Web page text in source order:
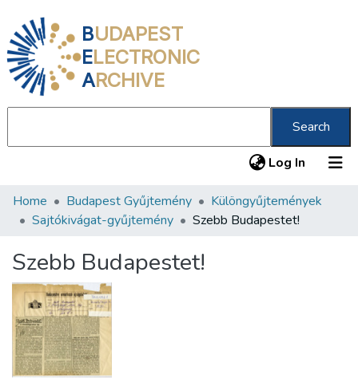
BUDAPEST
ELECTRONIC
ARCHIVE
Search
Log In (current)
Communities & Collections
Statistics
About us
Home Budapest Gyűjtemény
Különgyűjtemények
Sajtókivágat-gyűjtemény
Szebb Budapestet!
Szebb Budapestet!